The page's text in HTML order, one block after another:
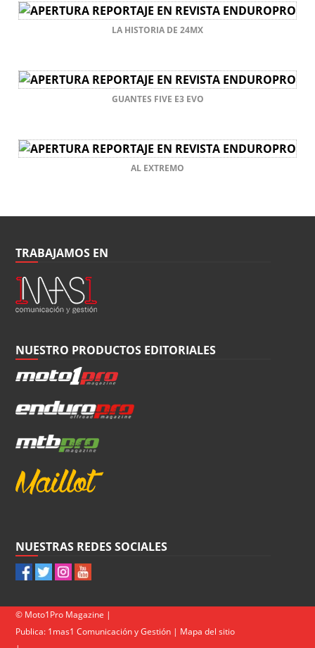
LA HISTORIA DE 24MX
GUANTES FIVE E3 EVO
AL EXTREMO
TRABAJAMOS EN
NUESTRO PRODUCTOS EDITORIALES
NUESTRAS REDES SOCIALES
© Moto1Pro Magazine |
Publica: 1mas1 Comunicación y Gestión | Mapa del sitio